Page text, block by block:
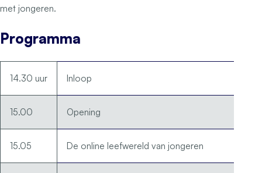
met jongeren.
Programma
14.30 uur Inloop
15.00 Opening
15.05 De online leefwereld van jongeren